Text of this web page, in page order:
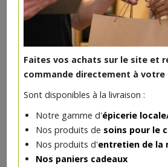
Faites vos achats sur le site et
commande directement à votre
Sont disponibles à la livraison :
Notre gamme d'épicerie
Nos produits de soins pour le
Nos produits d'entretien de la
Nos paniers cadeaux
cacao*).
*ingrédients issus de l’agriculture
Contient du lait. Peut contenir des
Origine
Cacao et sucre de canne : issus du
Fairtrade, cultivés par des
commercialisés selon les standards
poids total.